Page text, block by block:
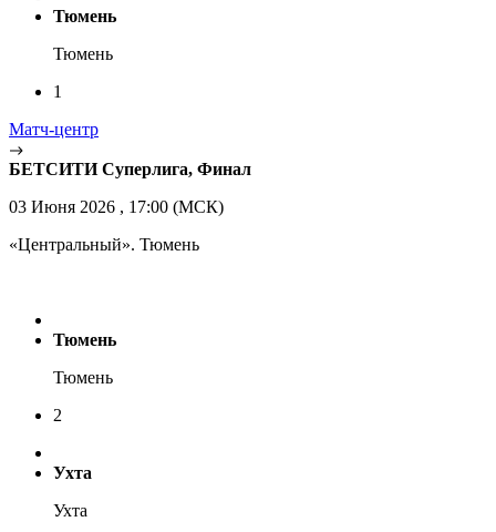
Тюмень
Тюмень
1
Матч-центр
БЕТСИТИ Суперлига, Финал
03 Июня 2026 , 17:00 (МСК)
«Центральный». Тюмень
Тюмень
Тюмень
2
Ухта
Ухта